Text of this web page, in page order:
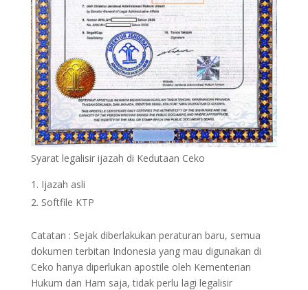
Syarat legalisir ijazah di Kedutaan Ceko
Ijazah asli
Softfile KTP
Catatan : Sejak diberlakukan peraturan baru, semua
dokumen terbitan Indonesia yang mau digunakan di
Ceko hanya diperlukan apostile oleh Kementerian
Hukum dan Ham saja, tidak perlu lagi legalisir